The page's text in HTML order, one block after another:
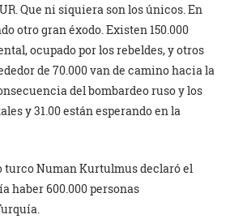
Que ni siquiera son los únicos. En
otro gran éxodo. Existen 150.000
ocupado por los rebeldes, y otros
de 70.000 van de camino hacia la
del bombardeo ruso y los
y 31.00 están esperando en la
Numan Kurtulmus declaró el
haber 600.000 personas